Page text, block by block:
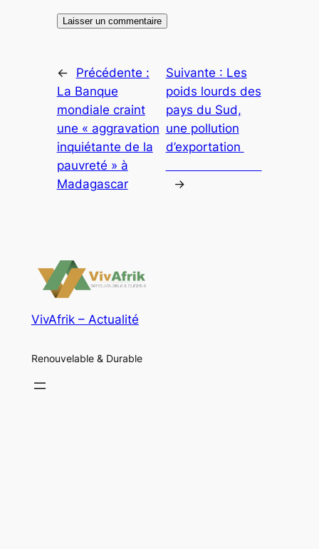
←
Précédente :
La Banque
mondiale craint
une « aggravation
inquiétante de la
pauvreté » à
Madagascar
Suivante : Les
poids lourds des
pays du Sud,
une pollution
d’exportation
→
VivAfrik – Actualité
Renouvelable & Durable